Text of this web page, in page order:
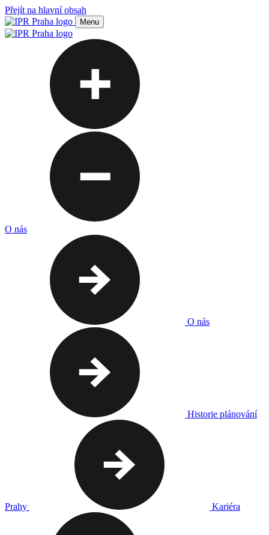
Přejít na hlavní obsah
Menu
O nás
O nás
Historie plánování
Prahy Kariéra